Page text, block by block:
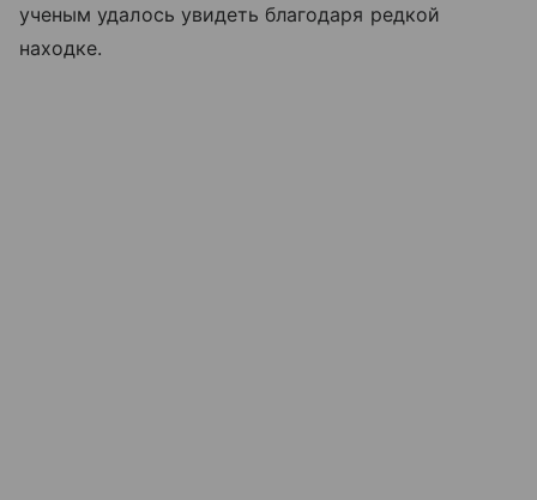
ученым удалось увидеть благодаря редкой
находке.